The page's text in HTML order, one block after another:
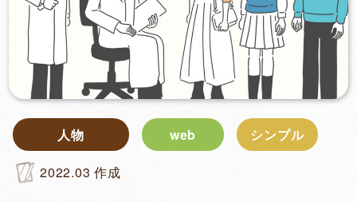
人物 web シンプル
2022.03 作成